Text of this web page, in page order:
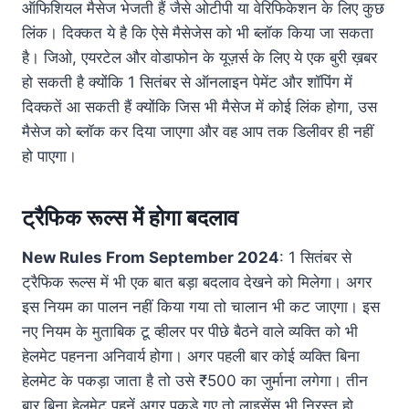
ऑफिशियल मैसेज भेजती हैं जैसे ओटीपी या वेरिफिकेशन के लिए कुछ
लिंक। दिक्कत ये है कि ऐसे मैसेजेस को भी ब्लॉक किया जा सकता
है। जिओ, एयरटेल और वोडाफोन के यूज़र्स के लिए ये एक बुरी ख़बर
हो सकती है क्योंकि 1 सितंबर से ऑनलाइन पेमेंट और शॉपिंग में
दिक्कतें आ सकती हैं क्योंकि जिस भी मैसेज में कोई लिंक होगा, उस
मैसेज को ब्लॉक कर दिया जाएगा और वह आप तक डिलीवर ही नहीं
हो पाएगा।
ट्रैफिक रूल्स में होगा बदलाव
New Rules From September 2024: 1 सितंबर से
ट्रैफिक रूल्स में भी एक बात बड़ा बदलाव देखने को मिलेगा। अगर
इस नियम का पालन नहीं किया गया तो चालान भी कट जाएगा। इस
नए नियम के मुताबिक टू व्हीलर पर पीछे बैठने वाले व्यक्ति को भी
हेलमेट पहनना अनिवार्य होगा। अगर पहली बार कोई व्यक्ति बिना
हेलमेट के पकड़ा जाता है तो उसे ₹500 का जुर्माना लगेगा। तीन
बार बिना हेलमेट पहनें अगर पकड़े गए तो लाइसेंस भी निरस्त हो